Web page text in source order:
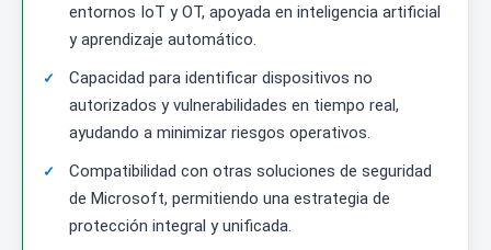
entornos IoT y OT, apoyada en inteligencia artificial
y aprendizaje automático.
Capacidad para identificar dispositivos no
autorizados y vulnerabilidades en tiempo real,
ayudando a minimizar riesgos operativos.
Compatibilidad con otras soluciones de seguridad
de Microsoft, permitiendo una estrategia de
protección integral y unificada.